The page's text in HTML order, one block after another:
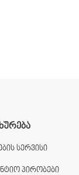
სერვისი
პირობები